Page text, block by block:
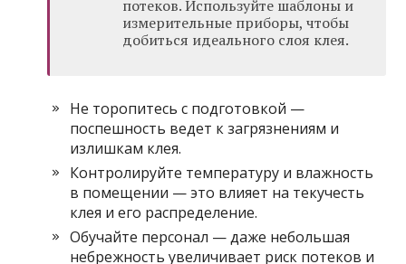
потеков. Используйте шаблоны и
измерительные приборы, чтобы
добиться идеального слоя клея.
Не торопитесь с подготовкой —
поспешность ведет к загрязнениям и
излишкам клея.
Контролируйте температуру и влажность
в помещении — это влияет на текучесть
клея и его распределение.
Обучайте персонал — даже небольшая
небрежность увеличивает риск потеков и